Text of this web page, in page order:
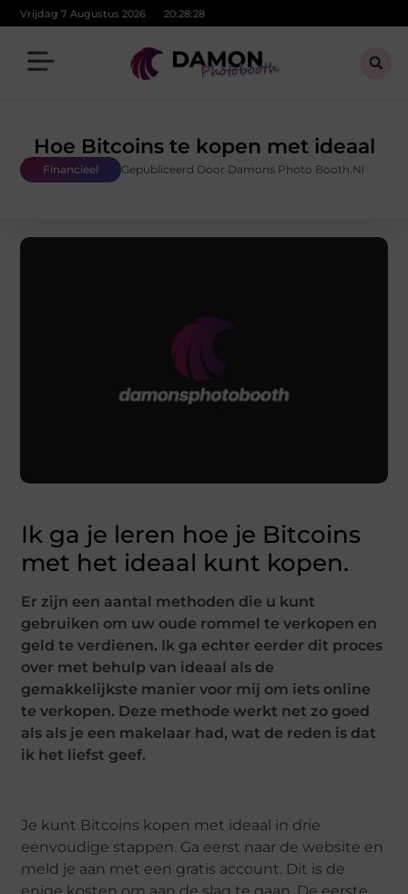
Vrijdag 7 Augustus 2026 20:28:28
Hoe Bitcoins te kopen met ideaal
Financieel Gepubliceerd Door Damons Photo Booth.nl
Ik ga je leren hoe je Bitcoins
met het ideaal kunt kopen.
Er zijn een aantal methoden die u kunt
gebruiken om uw oude rommel te verkopen en
geld te verdienen. Ik ga echter eerder dit proces
over met behulp van ideaal als de
gemakkelijkste manier voor mij om iets online
te verkopen. Deze methode werkt net zo goed
als als je een makelaar had, wat de reden is dat
ik het liefst geef.
Je kunt Bitcoins kopen met ideaal in drie
eenvoudige stappen. Ga eerst naar de website en
meld je aan met een gratis account. Dit is de